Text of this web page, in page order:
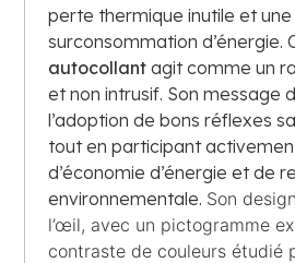
perte thermique inutile et une
surconsommation d’énergie.
autocollantagit comme un
et non intrusif. Son message
l’adoption de bons réflexes
tout en participant
d’économie d’énergie et de
environnementale. Son
l’œil, avec un pictogramme
contraste de couleurs étudié